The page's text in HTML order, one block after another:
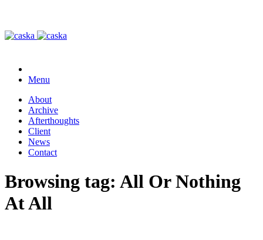
Menu
About
Archive
Afterthoughts
Client
News
Contact
Browsing tag: All Or Nothing
At All